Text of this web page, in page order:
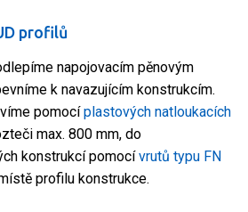
profilů
napojovacím pěnovým
k navazujícím konstrukcím.
pomocíplastových natloukacích
max. 800 mm, do
konstrukcí pomocívrutů typu FN
profilu konstrukce.